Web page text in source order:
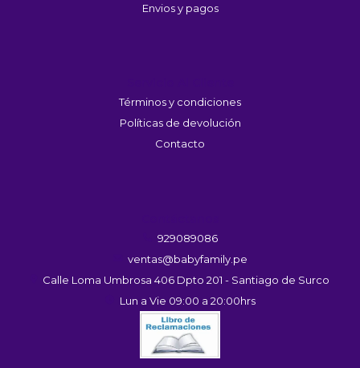
Envios y pagos
Términos y condiciones
Políticas de devolución
Contacto
929089086
ventas@babyfamily.pe
Calle Loma Umbrosa 406 Dpto 201 - Santiago de Surco
Lun a Vie 09:00 a 20:00hrs